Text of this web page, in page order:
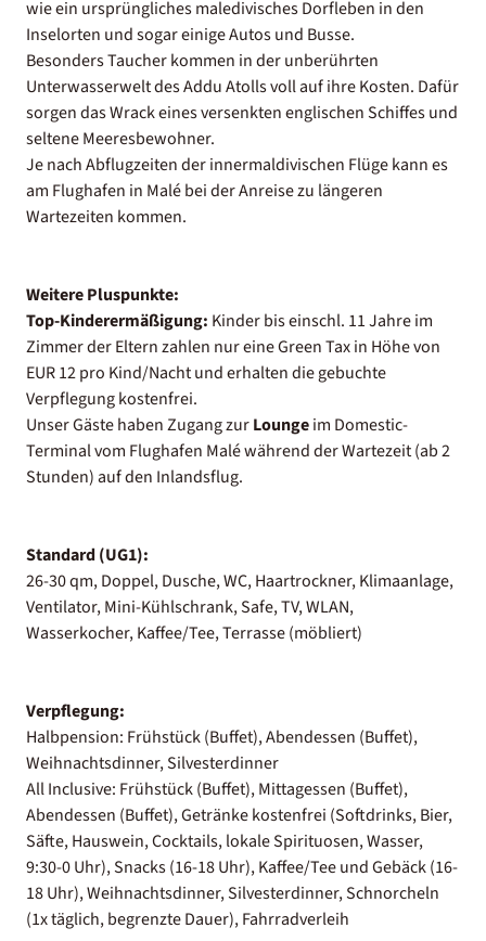
wie ein ursprüngliches maledivisches Dorfleben in den
Inselorten und sogar einige Autos und Busse.
Besonders Taucher kommen in der unberührten
Unterwasserwelt des Addu Atolls voll auf ihre Kosten. Dafür
sorgen das Wrack eines versenkten englischen Schiffes und
seltene Meeresbewohner.
Je nach Abflugzeiten der innermaldivischen Flüge kann es
am Flughafen in Malé bei der Anreise zu längeren
Wartezeiten kommen.
Weitere Pluspunkte:
Top-Kinderermäßigung: Kinder bis einschl. 11 Jahre im
Zimmer der Eltern zahlen nur eine Green Tax in Höhe von
EUR 12 pro Kind/Nacht und erhalten die gebuchte
Verpflegung kostenfrei.
Unser Gäste haben Zugang zurLoungeim Domestic-
Terminal vom Flughafen Malé während der Wartezeit (ab 2
Stunden) auf den Inlandsflug.
Standard (UG1):
26-30 qm, Doppel, Dusche, WC, Haartrockner, Klimaanlage,
Ventilator, Mini-Kühlschrank, Safe, TV, WLAN,
Wasserkocher, Kaffee/Tee, Terrasse (möbliert)
Verpflegung:
Halbpension: Frühstück (Buffet), Abendessen (Buffet),
Weihnachtsdinner, Silvesterdinner
All Inclusive: Frühstück (Buffet), Mittagessen (Buffet),
Abendessen (Buffet), Getränke kostenfrei (Softdrinks, Bier,
Säfte, Hauswein, Cocktails, lokale Spirituosen, Wasser,
9:30-0 Uhr), Snacks (16-18 Uhr), Kaffee/Tee und Gebäck (16-
18 Uhr), Weihnachtsdinner, Silvesterdinner, Schnorcheln
(1x täglich, begrenzte Dauer), Fahrradverleih